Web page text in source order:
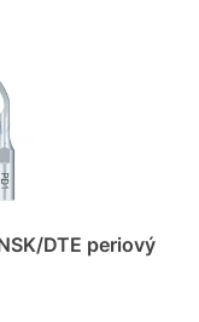
DTE periový